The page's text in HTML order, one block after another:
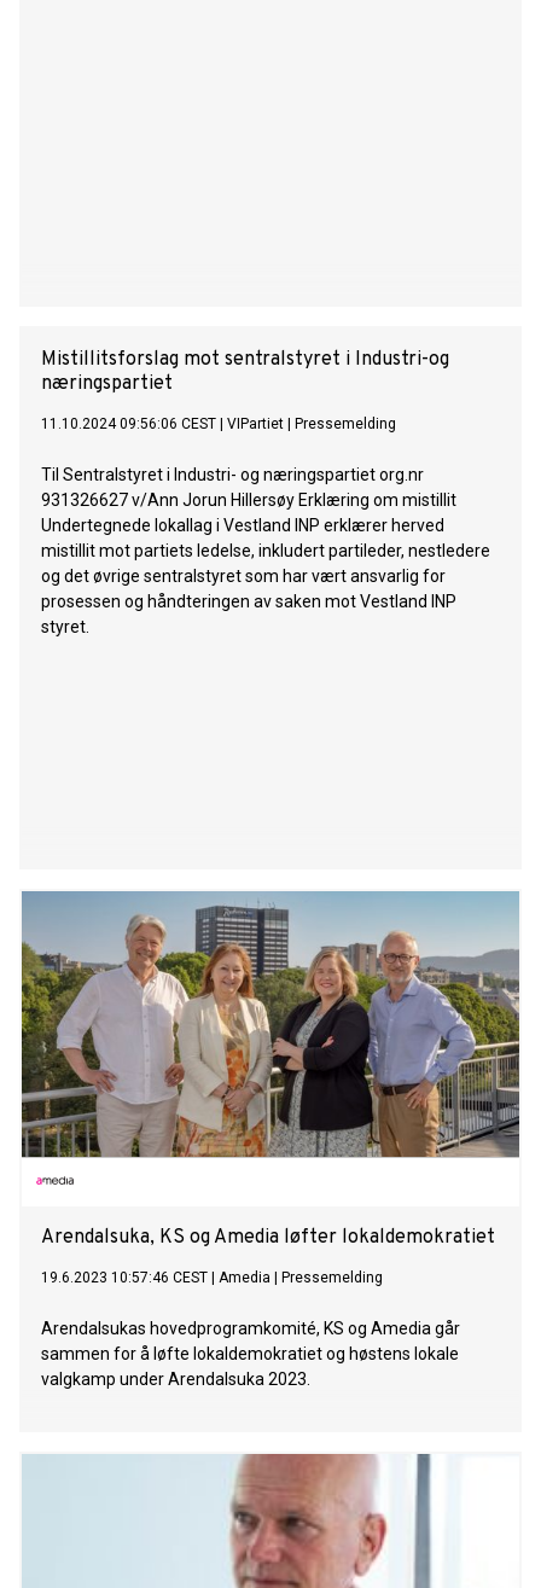
Mistillitsforslag mot sentralstyret i Industri-og
næringspartiet
11.10.2024 09:56:06 CEST VIPartiet Pressemelding
Til Sentralstyret i Industri- og næringspartiet org.nr
931326627 v/Ann Jorun Hillersøy Erklæring om mistillit
Undertegnede lokallag i Vestland INP erklærer herved
mistillit mot partiets ledelse, inkludert partileder, nestledere
og det øvrige sentralstyret som har vært ansvarlig for
prosessen og håndteringen av saken mot Vestland INP
styret.
Arendalsuka, KS og Amedia løfter lokaldemokratiet
19.6.2023 10:57:46 CEST Amedia Pressemelding
Arendalsukas hovedprogramkomité, KS og Amedia går
sammen for å løfte lokaldemokratiet og høstens lokale
valgkamp under Arendalsuka 2023.